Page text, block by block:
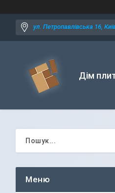
ул. Петропавлівська 16,
Дім